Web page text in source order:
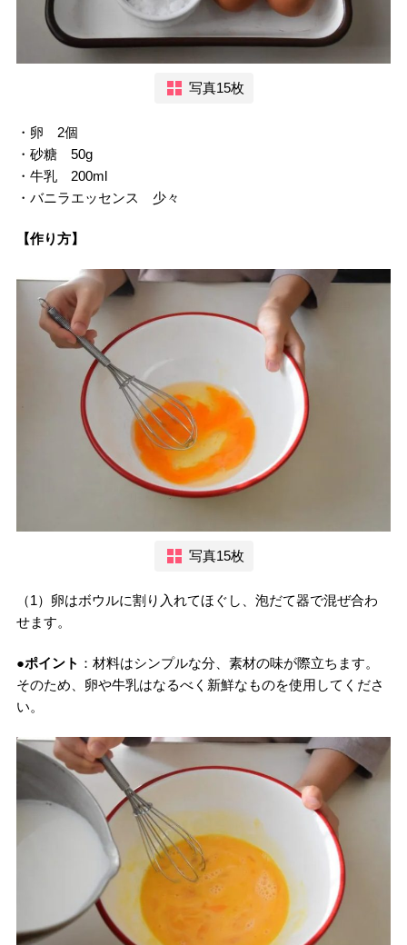
写真15枚
・卵 2個
・砂糖 50g
・牛乳 200ml
・バニラエッセンス 少々
【作り方】
写真15枚
（1）卵はボウルに割り入れてほぐし、泡だて器で混ぜ合わ
せます。
●ポイント ：材料はシンプルな分、素材の味が際立ちます。
そのため、卵や牛乳はなるべく新鮮なものを使用してくださ
い。